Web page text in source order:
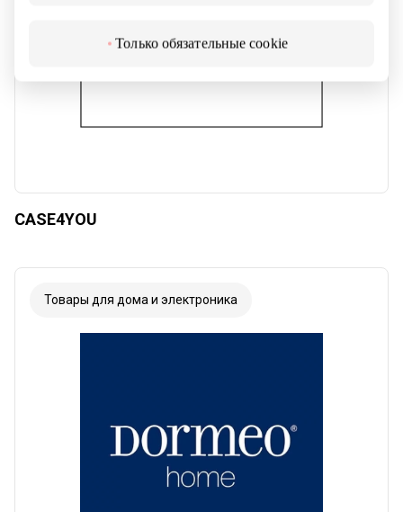
Только обязательные cookie
CASE4YOU
Товары для дома и электроника